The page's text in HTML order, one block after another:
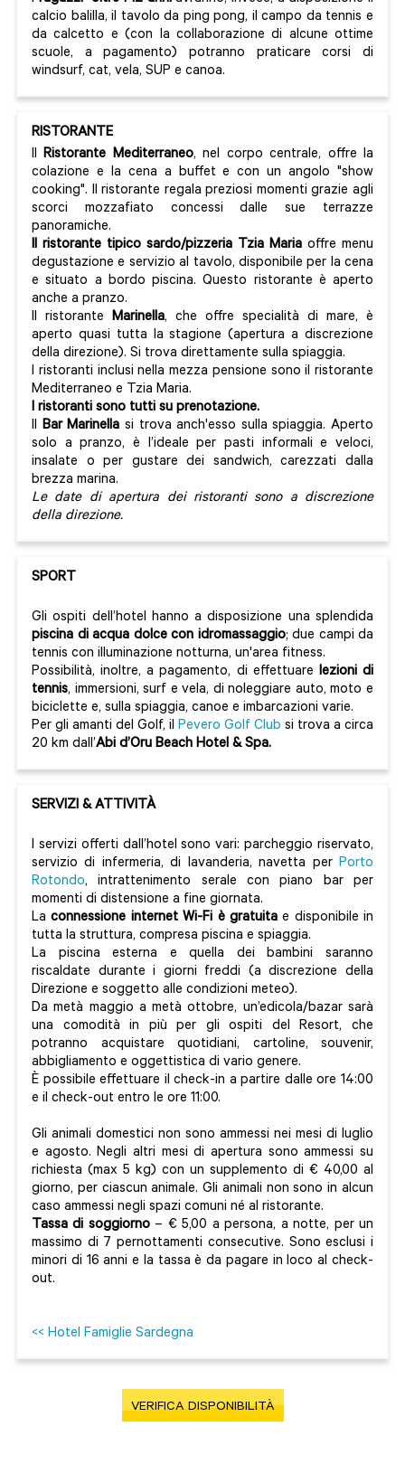
calcio balilla, il tavolo da ping pong, il campo da tennis e
da calcetto e (con la collaborazione di alcune ottime
scuole, a pagamento) potranno praticare corsi di
windsurf, cat, vela, SUP e canoa.
RISTORANTE
Il Ristorante Mediterraneo, nel corpo centrale, offre la
colazione e la cena a buffet e con un angolo "show
cooking". Il ristorante regala preziosi momenti grazie agli
scorci mozzafiato concessi dalle sue terrazze
panoramiche.
Il ristorante tipico sardo/pizzeria Tzia Maria offre menu
degustazione e servizio al tavolo, disponibile per la cena
e situato a bordo piscina. Questo ristorante è aperto
anche a pranzo.
Il ristorante Marinella, che offre specialità di mare, è
aperto quasi tutta la stagione (apertura a discrezione
della direzione). Si trova direttamente sulla spiaggia.
I ristoranti inclusi nella mezza pensione sono il ristorante
Mediterraneo e Tzia Maria.
I ristoranti sono tutti su prenotazione.
Il Bar Marinella si trova anch'esso sulla spiaggia. Aperto
solo a pranzo, è l’ideale per pasti informali e veloci,
insalate o per gustare dei sandwich, carezzati dalla
brezza marina.
Le date di apertura dei ristoranti sono a discrezione
della direzione.
SPORT
Gli ospiti dell’hotel hanno a disposizione una splendida
piscina di acqua dolce con idromassaggio; due campi da
tennis con illuminazione notturna, un'area fitness.
Possibilità, inoltre, a pagamento, di effettuare lezioni di
tennis, immersioni, surf e vela, di noleggiare auto, moto e
biciclette e, sulla spiaggia, canoe e imbarcazioni varie.
Per gli amanti del Golf, il Pevero Golf Club si trova a circa
20 km dall’Abi d’Oru Beach Hotel & Spa.
SERVIZI & ATTIVITÀ
I servizi offerti dall’hotel sono vari: parcheggio riservato,
servizio di infermeria, di lavanderia, navetta per Porto
Rotondo, intrattenimento serale con piano bar per
momenti di distensione a fine giornata.
Laconnessione internet Wi-Fi è gratuitae disponibile in
tutta la struttura, compresa piscina e spiaggia.
La piscina esterna e quella dei bambini saranno
riscaldate durante i giorni freddi (a discrezione della
Direzione e soggetto alle condizioni meteo).
Da metà maggio a metà ottobre, un’edicola/bazar sarà
una comodità in più per gli ospiti del Resort, che
potranno acquistare quotidiani, cartoline, souvenir,
abbigliamento e oggettistica di vario genere.
È possibile effettuare il check-in a partire dalle ore 14:00
e il check-out entro le ore 11:00.
Gli animali domestici non sono ammessi nei mesi di luglio
e agosto. Negli altri mesi di apertura sono ammessi su
richiesta (max 5 kg) con un supplemento di € 40,00 al
giorno, per ciascun animale. Gli animali non sono in alcun
caso ammessi negli spazi comuni né al ristorante.
Tassa di soggiorno– € 5,00 a persona, a notte, per un
massimo di 7 pernottamenti consecutive. Sono esclusi i
minori di 16 anni e la tassa è da pagare in loco al check-
out.
<< Hotel Famiglie Sardegna
VERIFICA DISPONIBILITÀ